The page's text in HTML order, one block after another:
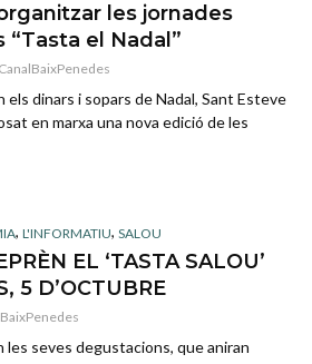
les jornades
el Nadal”
CanalBaixPenedes
els dinars i sopars de Nadal, Sant Esteve
en marxa una nova edició de les
, L'INFORMATIU, SALOU
EL ‘TASTA SALOU’
5 D’OCTUBRE
seves degustacions, que aniran